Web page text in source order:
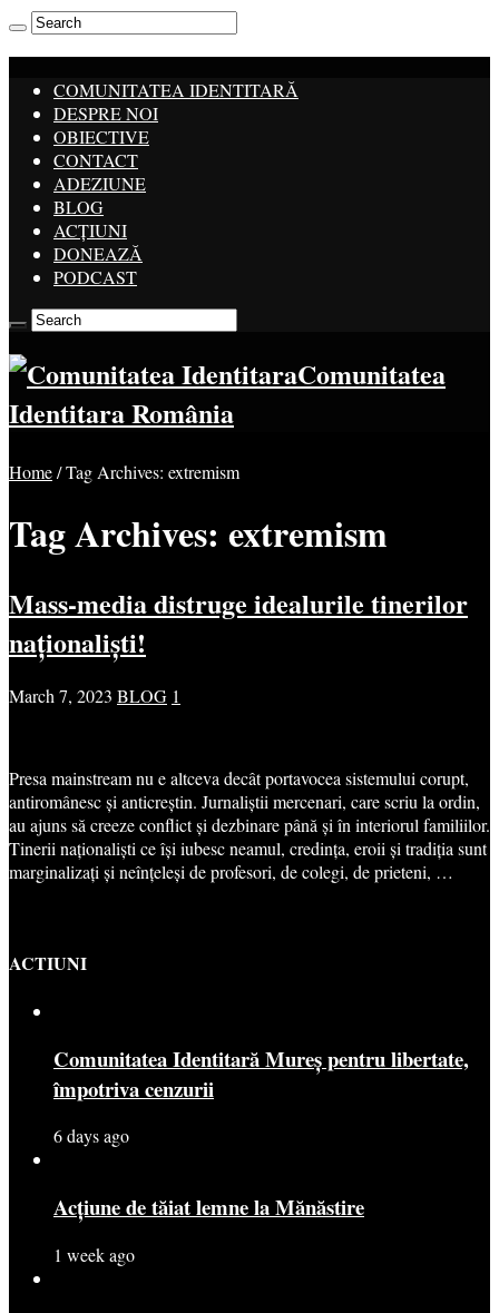
COMUNITATEA IDENTITARĂ
DESPRE NOI
OBIECTIVE
CONTACT
ADEZIUNE
BLOG
ACȚIUNI
DONEAZĂ
PODCAST
Comunitatea
Identitara România
Home/Tag Archives: extremism
Tag Archives: extremism
Mass-media distruge idealurile tinerilor
naționaliști!
March 7, 2023 BLOG 1
Presa mainstream nu e altceva decât portavocea sistemului corupt,
antiromânesc și anticreștin. Jurnaliștii mercenari, care scriu la ordin,
au ajuns să creeze conflict și dezbinare până și în interiorul familiilor.
Tinerii naționaliști ce își iubesc neamul, credința, eroii și tradiția sunt
marginalizați și neînțeleși de profesori, de colegi, de prieteni, …
ACTIUNI
Comunitatea Identitară Mureș pentru libertate,
împotriva cenzurii
6 days ago
Acțiune de tăiat lemne la Mănăstire
1 week ago